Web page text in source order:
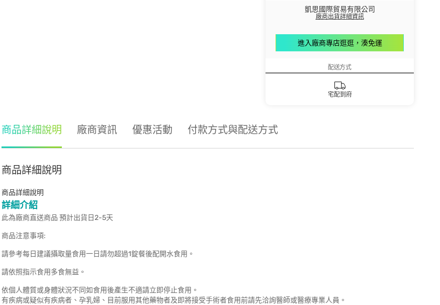
凱思國際貿易有限公司
廠商出貨詳細資訊
進入廠商專店逛逛，湊免運
配送方式
宅配到府
商品詳細說明 廠商資訊 優惠活動 付款方式與配送方式
商品詳細說明
商品詳細說明
詳細介紹
此為廠商直送商品 預計出貨日2-5天
商品注意事項:
請參考每日建議攝取量食用一日請勿超過1錠餐後配開水食用。
請依照指示食用多食無益。
依個人體質或身體狀況不同如食用後產生不適請立即停止食用。
有疾病或疑似有疾病者、孕乳婦、目前服用其他藥物者及即將接受手術者食用前請先洽詢醫師或醫療專業人員。